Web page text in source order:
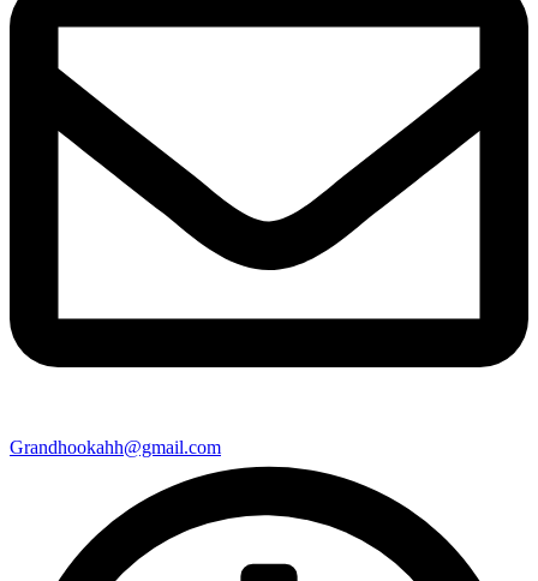
Grandhookahh@gmail.com